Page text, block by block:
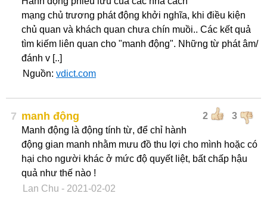
mạng chủ trương phát động khởi nghĩa, khi điều kiện
chủ quan và khách quan chưa chín muồi.. Các kết quả
tìm kiếm liên quan cho "manh động". Những từ phát âm/
đánh v [..]
Nguồn: vdict.com
7 2 3
manh động
Manh động là động tính từ, để chỉ hành
động gian manh nhằm mưu đồ thu lợi cho mình hoặc có
hại cho người khác ở mức độ quyết liệt, bất chấp hậu
quả như thế nào !
Lan Chu - 2021-02-02